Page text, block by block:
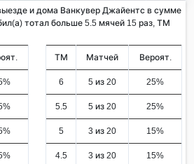
и дома Ванкувер Джайентс в сумме
тотал больше 5.5 мячей 15 раз, ТМ
ТМ Матчей Вероят.
6 5 из 20 25%
5.5 5 из 20 25%
5 3 из 20 15%
4.5 3 из 20 15%